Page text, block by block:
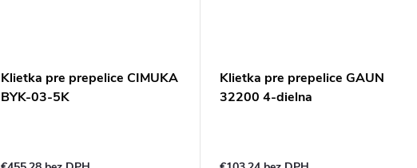
Klietka pre prepelice CIMUKA
BYK-03-5K
Klietka pre prepelice GAUN
32200 4-dielna